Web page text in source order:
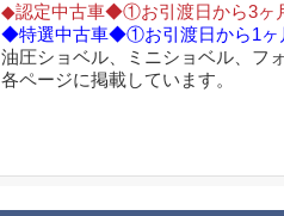
◆認定中古車◆①お引渡日から3ヶ
◆特選中古車◆①お引渡日から1ヶ
油圧ショベル、ミニショベル、フ
各ページに掲載しています。